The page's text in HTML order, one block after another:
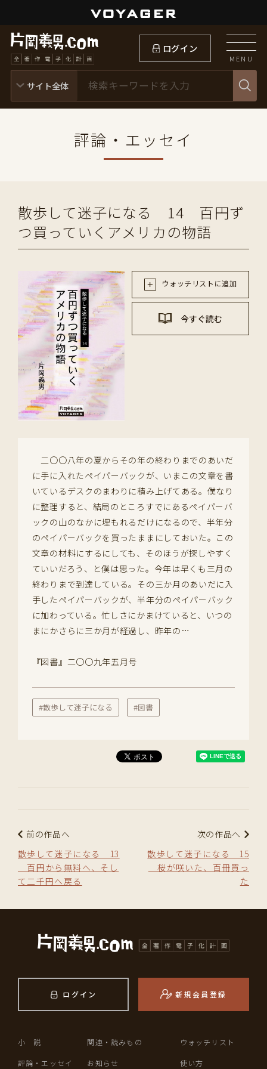
ログイン
MENU
評論・エッセイ
散歩して迷子になる 14 百円ず
つ買っていくアメリカの物語
ウォッチリストに追加
今すぐ読む
二〇〇八年の夏からその年の終わりまでのあいだ
に手に入れたペイパーバックが、いまこの文章を書
いているデスクのまわりに積み上げてある。僕なり
に整理すると、結局のところすでにあるペイパーバ
ックの山のなかに埋もれるだけになるので、半年分
のペイパーバックを買ったままにしておいた。この
文章の材料にするにしても、そのほうが探しやすく
ていいだろう、と僕は思った。今年は早くも三月の
終わりまで到達している。その三か月のあいだに入
手したペイパーバックが、半年分のペイパーバック
に加わっている。忙しさにかまけていると、いつの
まにかさらに三か月が経過し、昨年の…
『図書』二〇〇九年五月号
#散歩して迷子になる #図書
前の作品へ
散歩して迷子になる 13
百円から無料へ、そし
て二千円へ戻る
次の作品へ
散歩して迷子になる 15
桜が咲いた、百冊買っ
た
ログイン 新規会員登録
小 説
評論・エッセイ
関連・読みもの
お知らせ
ウォッチリスト
使い方